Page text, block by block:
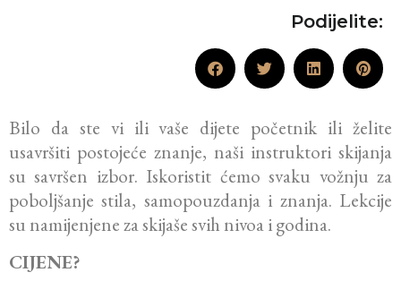
Podijelite:
Bilo da ste vi ili vaše dijete početnik ili želite
usavršiti postojeće znanje, naši instruktori skijanja
su savršen izbor. Iskoristit ćemo svaku vožnju za
poboljšanje stila, samopouzdanja i znanja. Lekcije
su namijenjene za skijaše svih nivoa i godina.
CIJENE?